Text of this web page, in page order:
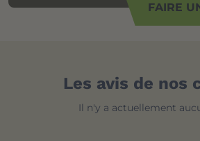
FAIRE
Les avis de nos
Il n'y a actuellement